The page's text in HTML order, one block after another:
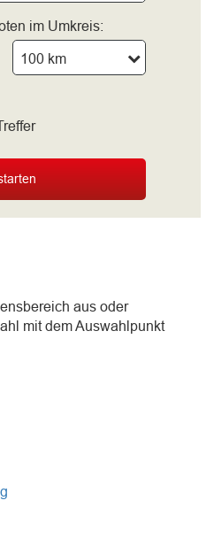
im Umkreis:
100 km
aus oder
mit dem Auswahlpunkt